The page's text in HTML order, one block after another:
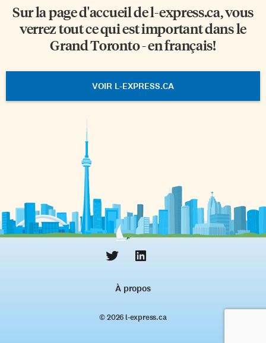
Sur la page d'accueil del-express.ca, vous
verrez tout ce qui est important dans le
Grand Toronto - en français!
VOIR L-EXPRESS.CA
À propos
© 2026 l‑express.ca